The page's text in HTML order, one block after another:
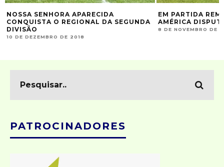
NOSSA SENHORA APARECIDA
CONQUISTA O REGIONAL DA SEGUNDA
DIVISÃO
10 DE DEZEMBRO DE 2018
EM PARTIDA
AMÉRICA
8 DE NOVEMBRO DE
PATROCINADORES